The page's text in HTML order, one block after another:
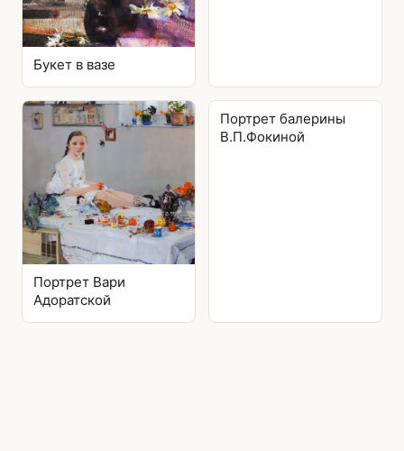
Букет в вазе
Портрет Вари
Адоратской
Портрет балерины
В.П.Фокиной